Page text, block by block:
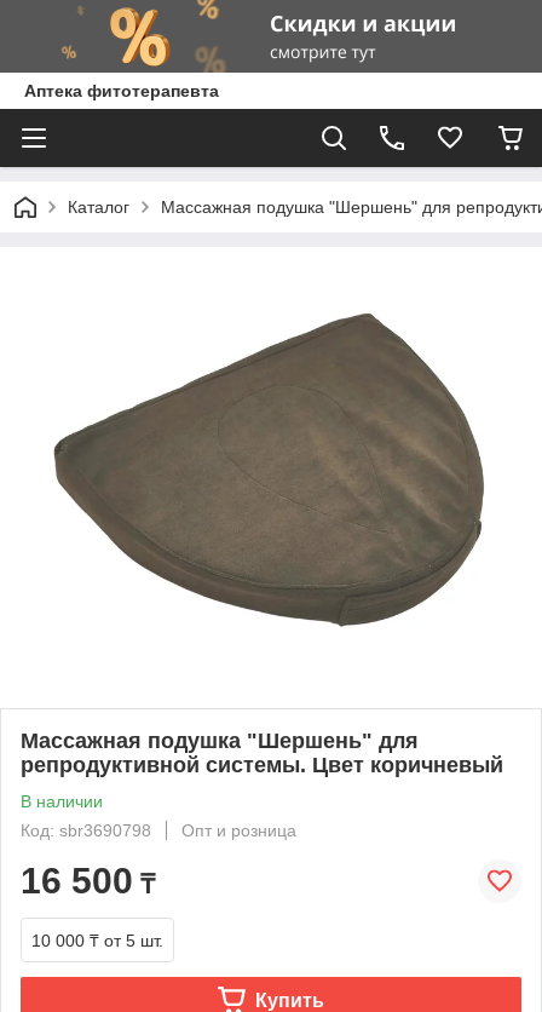
Аптека фитотерапевта
Каталог Массажная подушка "Шершень" для
Массажная подушка "Шершень" для
репродуктивной системы. Цвет коричневый
В наличии
Код: sbr3690798
Опт и розница
16 500 ₸
10 000 ₸ от 5 шт.
Купить